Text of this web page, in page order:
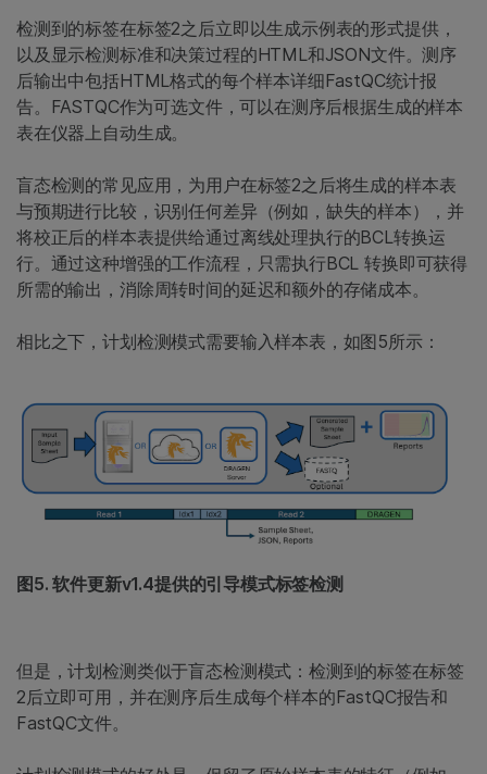
检测到的标签在标签2之后立即以生成示例表的形式提供，
以及显示检测标准和决策过程的HTML和JSON文件。测序
后输出中包括HTML格式的每个样本详细FastQC统计报
告。FASTQC作为可选文件，可以在测序后根据生成的样本
表在仪器上自动生成。
盲态检测的常见应用，为用户在标签2之后将生成的样本表
与预期进行比较，识别任何差异（例如，缺失的样本），并
将校正后的样本表提供给通过离线处理执行的BCL转换运
行。通过这种增强的工作流程，只需执行BCL 转换即可获得
所需的输出，消除周转时间的延迟和额外的存储成本。
相比之下，计划检测模式需要输入样本表，如图5所示：
图5. 软件更新v1.4提供的引导模式标签检测
但是，计划检测类似于盲态检测模式：检测到的标签在标签
2后立即可用，并在测序后生成每个样本的FastQC报告和
FastQC文件。